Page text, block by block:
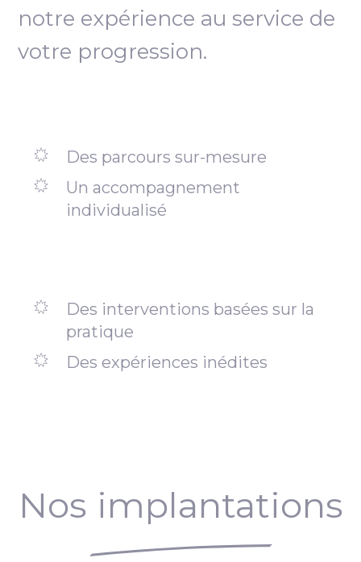
notre expérience au service de
votre progression.
Des parcours sur-mesure
Un accompagnement
individualisé
Des interventions basées sur la
pratique
Des expériences inédites
Nos implantations